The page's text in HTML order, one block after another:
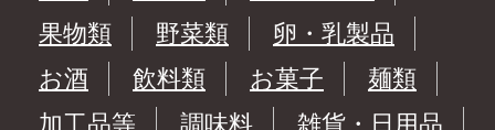
果物類
野菜類
卵・乳製品
お酒
飲料類 お菓子
麺類
加工品等
調味料
雑貨・日用品